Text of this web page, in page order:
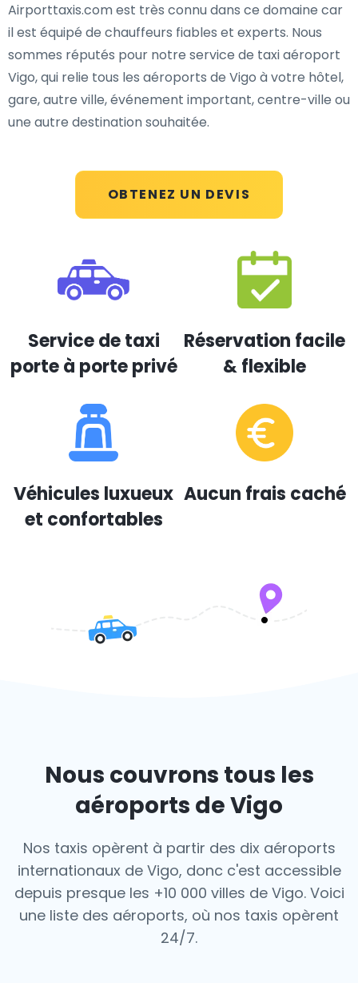
OBTENEZ UN DEVIS
Airporttaxis.com est très connu dans ce domaine car
il est équipé de chauffeurs fiables et experts. Nous
sommes réputés pour notre service de taxi aéroport
Vigo, qui relie tous les aéroports de Vigo à votre hôtel,
gare, autre ville, événement important, centre-ville ou
une autre destination souhaitée.
Service de taxi
porte à porte privé
Réservation facile
& flexible
Véhicules luxueux
et confortables
Aucun frais caché
Nous couvrons tous les
aéroports de Vigo
Nos taxis opèrent à partir des dix aéroports
internationaux de Vigo, donc c'est accessible
depuis presque les +10 000 villes de Vigo. Voici
une liste des aéroports, où nos taxis opèrent
24/7.